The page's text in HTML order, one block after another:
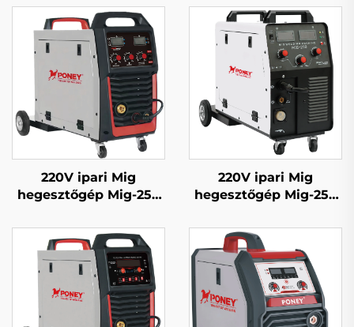
220V ipari Mig
hegesztőgép Mig-250
gázzal védett Mig/Mag
hegesztőgép
220V ipari Mig
hegesztőgép Mig-250
gázzal védett Mig/Mag
hegesztőgép